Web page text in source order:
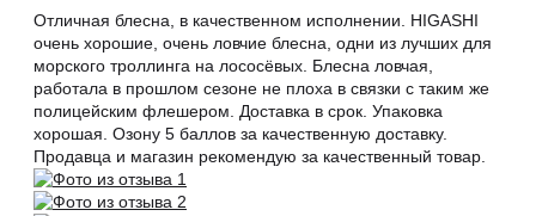
Отличная блесна, в качественном исполнении. HIGASHI
очень хорошие, очень ловчие блесна, одни из лучших для
морского троллинга на лососёвых. Блесна ловчая,
работала в прошлом сезоне не плоха в связки с таким же
полицейским флешером. Доставка в срок. Упаковка
хорошая. Озону 5 баллов за качественную доставку.
Продавца и магазин рекомендую за качественный товар.